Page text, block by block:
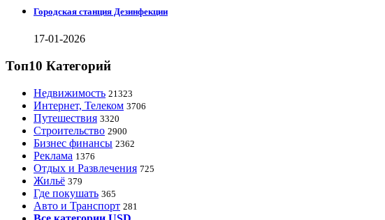
Городская станция Дезинфекции
17-01-2026
Топ10 Категорий
Недвижимость 21323
Интернет, Телеком 3706
Путешествия 3320
Строительство 2900
Бизнес финансы 2362
Реклама 1376
Отдых и Развлечения 725
Жильё 379
Где покушать 365
Авто и Транспорт 281